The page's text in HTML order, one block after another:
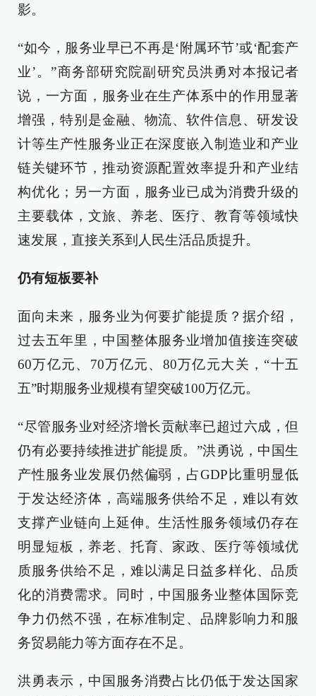
影。
“如今，服务业早已不再是‘附属环节’或‘配套产
业’。”商务部研究院副研究员洪勇对本报记者
说，一方面，服务业在生产体系中的作用显著
增强，特别是金融、物流、软件信息、研发设
计等生产性服务业正在深度嵌入制造业和产业
链关键环节，推动资源配置效率提升和产业结
构优化；另一方面，服务业已成为消费升级的
主要载体，文旅、养老、医疗、教育等领域快
速发展，直接关系到人民生活品质提升。
仍有短板要补
面向未来，服务业为何要扩能提质？据介绍，
过去五年里，中国整体服务业增加值接连突破
60万亿元、70万亿元、80万亿元大关，“十五
五”时期服务业规模有望突破100万亿元。
“尽管服务业对经济增长贡献率已超过六成，但
仍有必要持续推进扩能提质。”洪勇说，中国生
产性服务业发展仍然偏弱，占GDP比重明显低
于发达经济体，高端服务供给不足，难以有效
支撑产业链向上延伸。生活性服务领域仍存在
明显短板，养老、托育、家政、医疗等领域优
质服务供给不足，难以满足日益多样化、品质
化的消费需求。同时，中国服务业整体国际竞
争力仍然不强，在标准制定、品牌影响力和服
务贸易能力等方面存在不足。
洪勇表示，中国服务消费占比仍低于发达国家